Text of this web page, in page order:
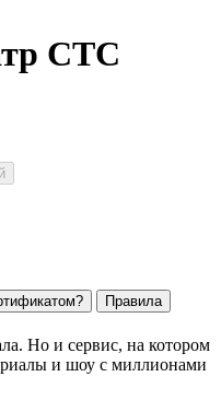
СТС
Правила
Но и сервис, на котором
и шоу с миллионами